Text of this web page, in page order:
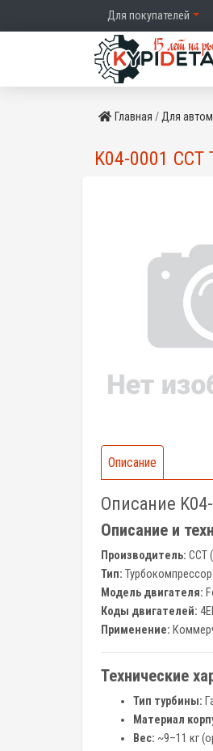
Для покупателей
Главная Для
K04-0001
Описание
Описание
Описание и
Производитель: CCT
Тип: Турбокомпрессор
Модель двигателя:
Коды двигателей:
Применение:
Технические
Тип турбины:
Материал
Вес: ~9–11 кг